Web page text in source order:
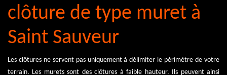
clôture de type muret à
Saint Sauveur
Les clôtures ne servent pas uniquement à délimiter le périmètre de votre
terrain. Les murets sont des clôtures à faible hauteur. Ils peuvent ainsi